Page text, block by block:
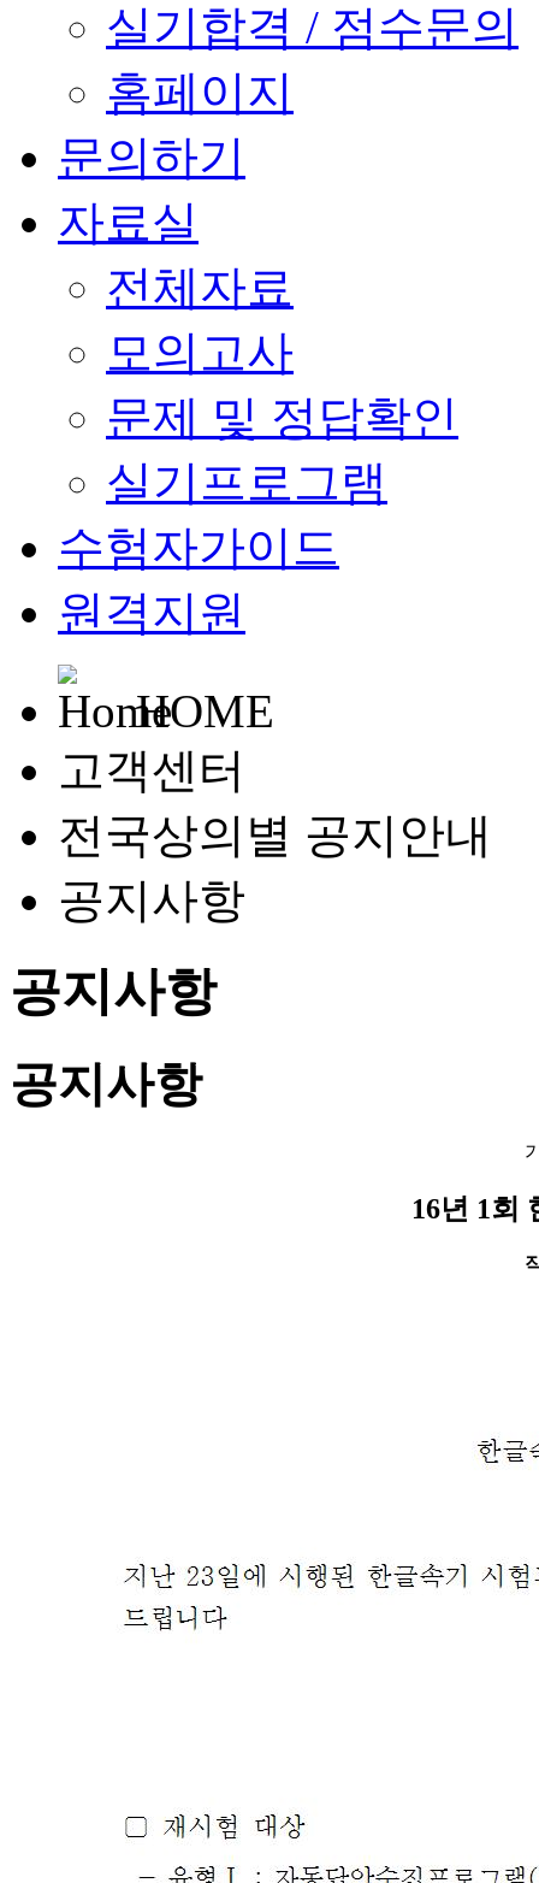
실기합격 / 점수문의
홈페이지
문의하기
자료실
전체자료
모의고사
문제 및 정답확인
실기프로그램
수험자가이드
원격지원
HOME
고객센터
전국상의별 공지안내
공지사항
공지사항
공지사항
16년 1회